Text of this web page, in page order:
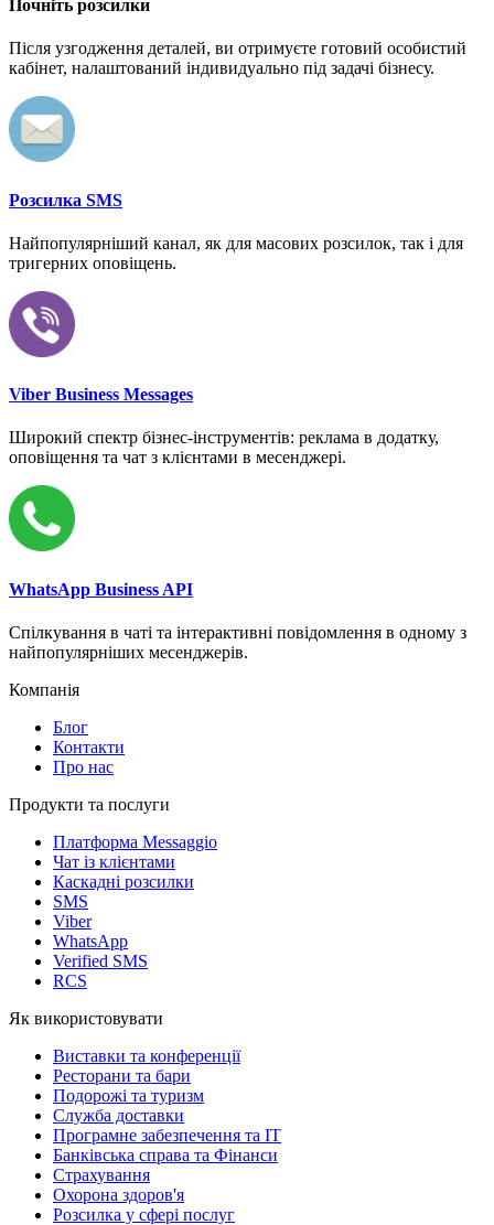
Почніть розсилки
Після узгодження деталей, ви отримуєте готовий особистий
кабінет, налаштований індивидуально під задачі бізнесу.
Розсилка SMS
Найпопулярніший канал, як для масових розсилок, так і для
тригерних оповіщень.
Viber Business Messages
Широкий спектр бізнес-інструментів: реклама в додатку,
оповіщення та чат з клієнтами в месенджері.
WhatsApp Business API
Спілкування в чаті та інтерактивні повідомлення в одному з
найпопулярніших месенджерів.
Компанія
Блог
Контакти
Про нас
Продукти та послуги
Платформа Messaggio
Чат із клієнтами
Каскадні розсилки
SMS
Viber
WhatsApp
Verified SMS
RCS
Як використовувати
Виставки та конференції
Ресторани та бари
Подорожі та туризм
Служба доставки
Програмне забезпечення та IT
Банківська справа та Фінанси
Страхування
Охорона здоров'я
Розсилка у сфері послуг